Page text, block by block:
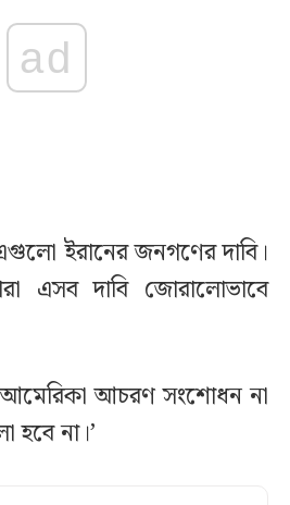
ad
ইরানের জনগণের দাবি।
এসব দাবি জোরালোভাবে
আচরণ সংশোধন না
হবে না।’